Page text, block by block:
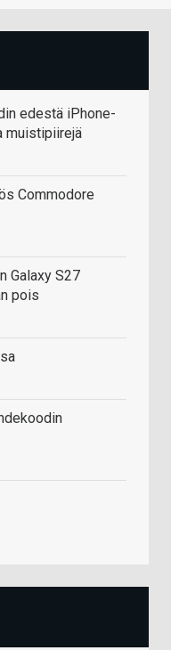
edestä iPhone-
muistipiirejä
Commodore
Galaxy S27
pois